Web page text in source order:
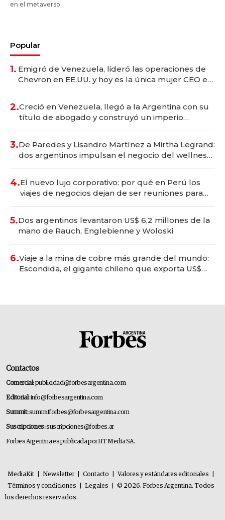
en el metaverso.
Popular
1. Emigró de Venezuela, lideró las operaciones de
Chevron en EE.UU. y hoy es la única mujer CEO en
2.Creció en Venezuela, llegó a la Argentina con su
título de abogado y construyó un imperio
3.De Paredes y Lisandro Martínez a Mirtha Legrand:
dos argentinos impulsan el negocio del wellness
4.El nuevo lujo corporativo: por qué en Perú los
viajes de negocios dejan de ser reuniones para
5.Dos argentinos levantaron US$ 6,2 millones de la
mano de Rauch, Englebienne y Woloski
6.Viaje a la mina de cobre más grande del mundo:
Escondida, el gigante chileno que exporta US$
Contactos
Comercial:publicidad@forbesargentina.com
Editorial:info@forbesargentina.com
Summit:summitforbes@forbesargentina.com
Suscripciones:suscripciones@forbes.ar
Forbes Argentina es publicada por HT Media SA.
MediaKit Newsletter Contacto Valores y estándares editoriales
Términos y condiciones
Legales
© 2026. Forbes Argentina. Todos
los derechos reservados.